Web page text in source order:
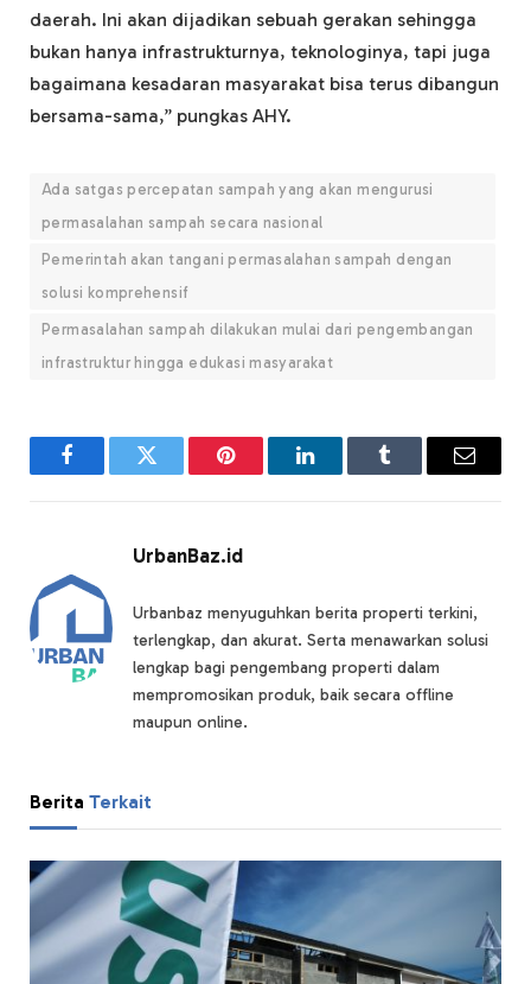
daerah. Ini akan dijadikan sebuah gerakan sehingga
bukan hanya infrastrukturnya, teknologinya, tapi juga
bagaimana kesadaran masyarakat bisa terus dibangun
bersama-sama,” pungkas AHY.
Ada satgas percepatan sampah yang akan mengurusi
permasalahan sampah secara nasional
Pemerintah akan tangani permasalahan sampah dengan
solusi komprehensif
Permasalahan sampah dilakukan mulai dari pengembangan
infrastruktur hingga edukasi masyarakat
FacebookTwitter Pinterest LinkedInTumblr Email
UrbanBaz.id
Urbanbaz menyuguhkan berita properti terkini,
terlengkap, dan akurat. Serta menawarkan solusi
lengkap bagi pengembang properti dalam
mempromosikan produk, baik secara offline
maupun online.
Berita Terkait